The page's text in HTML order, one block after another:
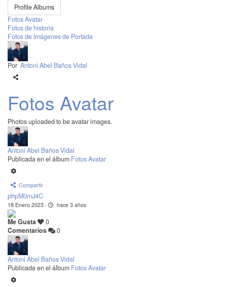
Profile Albums
Fotos Avatar
Fotos de historia
Fotos de Imágenes de Portada
Por Antoni Abel Baños Vidal
Fotos Avatar
Photos uploaded to be avatar images.
Antoni Abel Baños Vidal
Publicada en el álbum Fotos Avatar
Compartir
phpM0mJ4C
18 Enero 2023 · hace 3 años
Me Gusta
0
Comentarios
0
Antoni Abel Baños Vidal
Publicada en el álbum Fotos Avatar